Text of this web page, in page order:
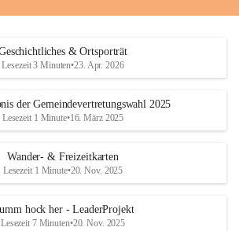
& Ortsporträt
Lesezeit 3 Minuten•23. Apr. 2026
der Gemeindevertretungswahl 2025
Lesezeit 1 Minute•16. März 2025
Wander- & Freizeitkarten
Lesezeit 1 Minute•20. Nov. 2025
hock her - LeaderProjekt
Lesezeit 7 Minuten•20. Nov. 2025